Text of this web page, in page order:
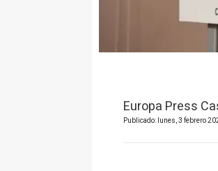
Europa Press
Publicado: lunes, 3 febrero